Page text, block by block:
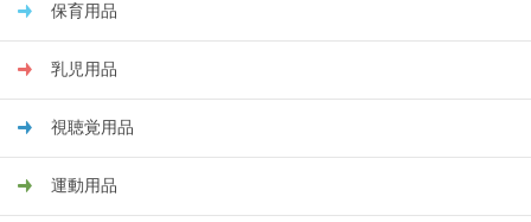
保育用品
乳児用品
視聴覚用品
運動用品